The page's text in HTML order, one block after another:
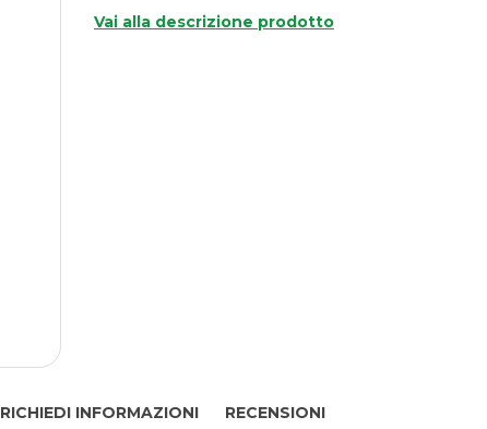
Vai alla descrizione prodotto
RICHIEDI INFORMAZIONI RECENSIONI